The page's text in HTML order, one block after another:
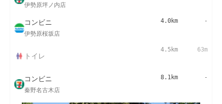
伊勢原坪ノ内店
コンビニ
伊勢原桜坂店
4.0km -
トイレ
4.5km 63m
コンビニ
秦野名古木店
8.1km -